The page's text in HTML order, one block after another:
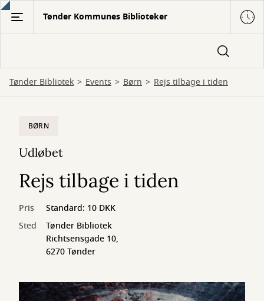
Gå
hovedindhold
Tønder Kommunes Biblioteker
Tønder Bibliotek Events Børn Rejs tilbage i tiden
BØRN
Udløbet
Rejs tilbage i tiden
Pris
Standard: 10 DKK
Sted
Tønder Bibliotek
Richtsensgade 10,
6270 Tønder